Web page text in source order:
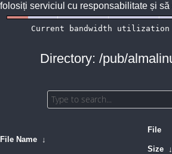
folosiți serviciul cu responsabilitate și să
Directory: /pub/
File Name ↓
File
Size ↓